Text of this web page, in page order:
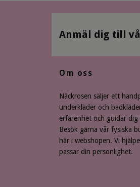
Anmäl dig till
Om oss
Näckrosen säljer ett
underkläder och
erfarenhet och guidar
Besök gärna vår fysiska
här i webshopen. Vi
passar din personlighet.